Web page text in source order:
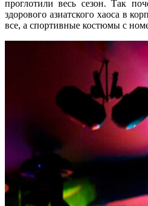
проглотили весь сезон. Так
здорового азиатского хаоса в
все, а спортивные костюмы с